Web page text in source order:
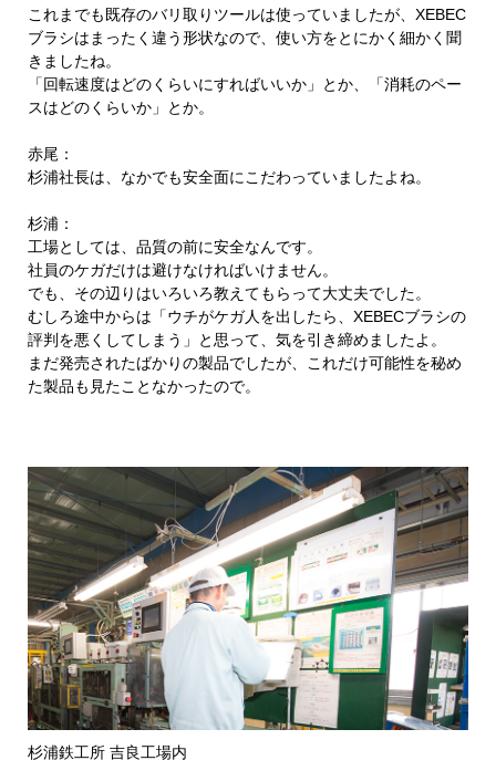
これまでも既存のバリ取りツールは使っていましたが、XEBEC
ブラシはまったく違う形状なので、使い方をとにかく細かく聞
きましたね。
「回転速度はどのくらいにすればいいか」とか、「消耗のペー
スはどのくらいか」とか。
赤尾：
杉浦社長は、なかでも安全面にこだわっていましたよね。
杉浦：
工場としては、品質の前に安全なんです。
社員のケガだけは避けなければいけません。
でも、その辺りはいろいろ教えてもらって大丈夫でした。
むしろ途中からは「ウチがケガ人を出したら、XEBECブラシの
評判を悪くしてしまう」と思って、気を引き締めましたよ。
まだ発売されたばかりの製品でしたが、これだけ可能性を秘め
た製品も見たことなかったので。
杉浦鉄工所 吉良工場内